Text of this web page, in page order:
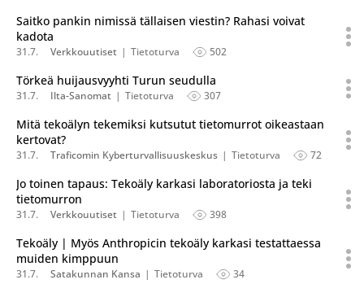
Saitko pankin nimissä tällaisen viestin? Rahasi voivat
kadota
31.7. Verkkouutiset Tietoturva 502
Törkeä huijausvyyhti Turun seudulla
31.7. Ilta-Sanomat Tietoturva 307
Mitä tekoälyn tekemiksi kutsutut tietomurrot oikeastaan
kertovat?
31.7. Traficomin Kyberturvallisuuskeskus Tietoturva 72
Jo toinen tapaus: Tekoäly karkasi laboratoriosta ja teki
tietomurron
31.7. Verkkouutiset Tietoturva 398
Tekoäly | Myös Anthropicin tekoäly karkasi testattaessa
muiden kimppuun
31.7. Satakunnan Kansa Tietoturva 34